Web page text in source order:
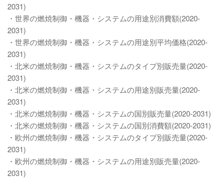
2031)
・世界の燃焼制御・機器・システムの用途別消費額(2020-
2031)
・世界の燃焼制御・機器・システムの用途別平均価格(2020-
2031)
・北米の燃焼制御・機器・システムのタイプ別販売量(2020-
2031)
・北米の燃焼制御・機器・システムの用途別販売量(2020-
2031)
・北米の燃焼制御・機器・システムの国別販売量(2020-2031)
・北米の燃焼制御・機器・システムの国別消費額(2020-2031)
・欧州の燃焼制御・機器・システムのタイプ別販売量(2020-
2031)
・欧州の燃焼制御・機器・システムの用途別販売量(2020-
2031)